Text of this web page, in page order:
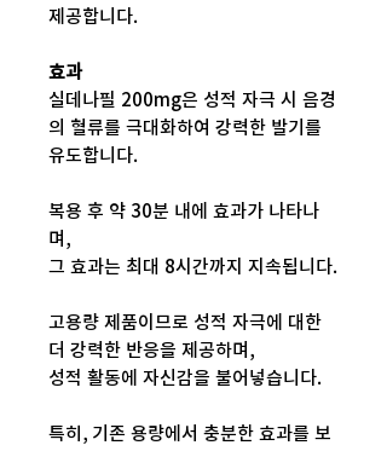
제공합니다.
효과
실데나필 200mg은 성적 자극 시 음경
의 혈류를 극대화하여 강력한 발기를
유도합니다.
복용 후 약 30분 내에 효과가 나타나
며,
그 효과는 최대 8시간까지 지속됩니다.
고용량 제품이므로 성적 자극에 대한
더 강력한 반응을 제공하며,
성적 활동에 자신감을 불어넣습니다.
특히, 기존 용량에서 충분한 효과를 보